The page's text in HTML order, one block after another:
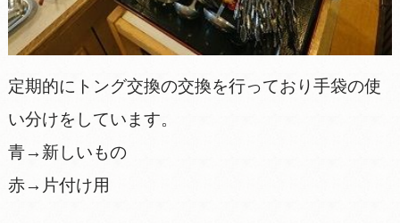
定期的にトング交換の交換を行っており手袋の使
い分けをしています。
青→新しいもの
赤→片付け用